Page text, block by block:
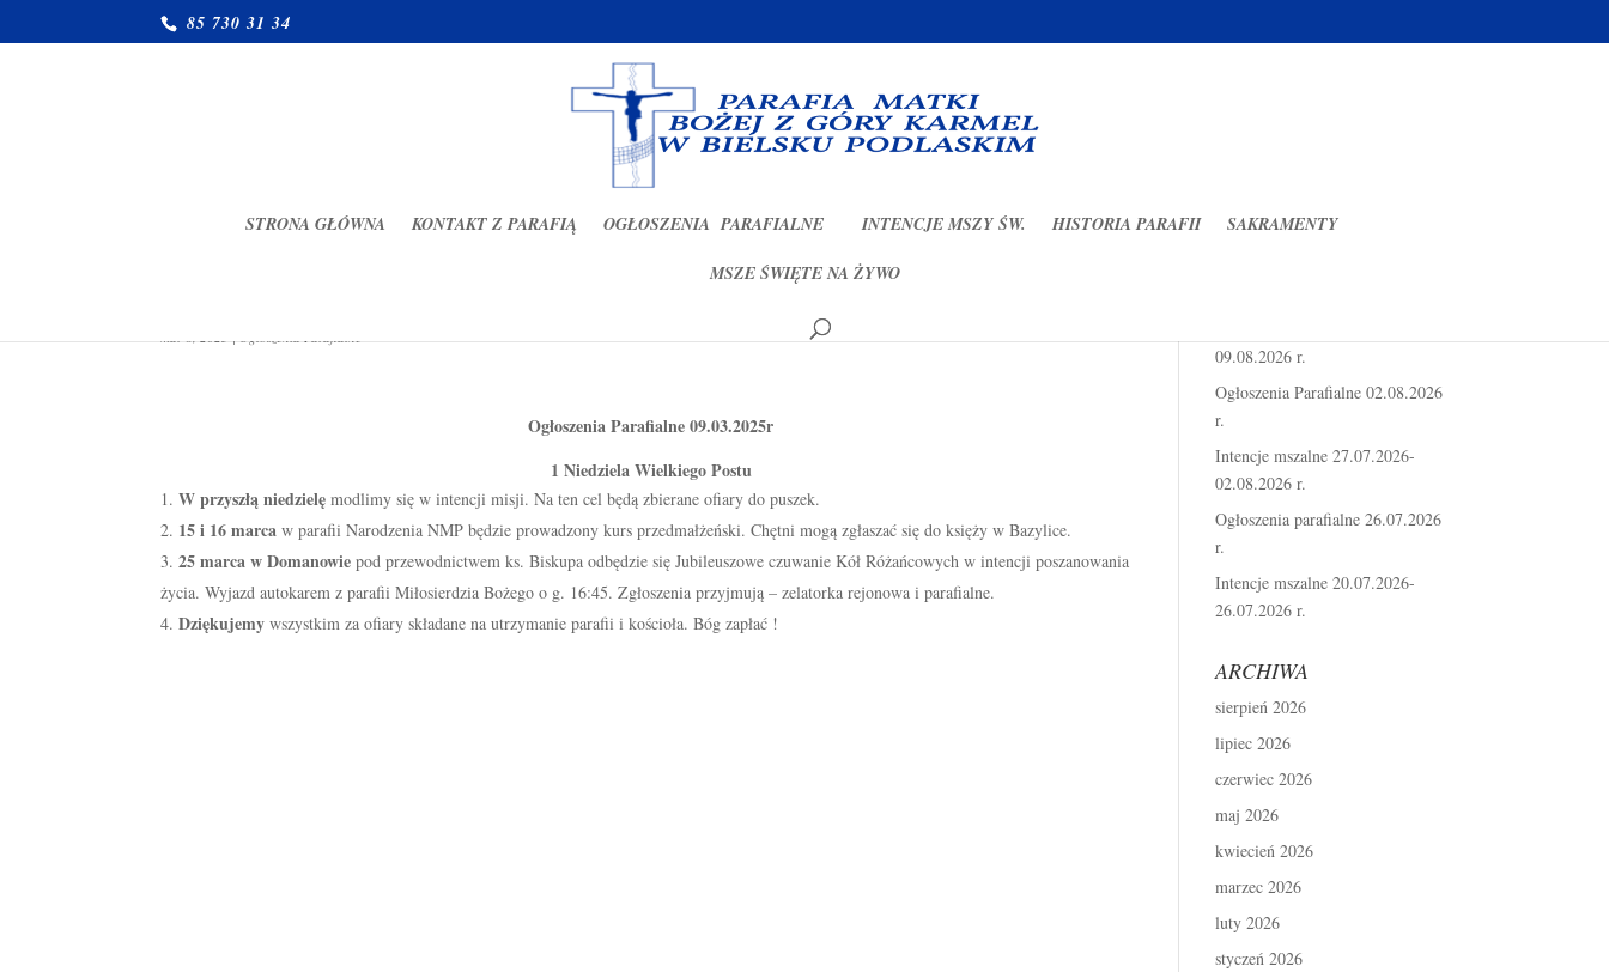
85 730 31 34
STRONA GŁÓWNA KONTAKT Z PARAFIĄ OGŁOSZENIA PARAFIALNE INTENCJE MSZY ŚW. HISTORIA PARAFII SAKRAMENTY
MSZE ŚWIĘTE NA ŻYWO
mar 8, 2025|Ogłoszenia Parafialne
Ogłoszenia Parafialne 09.03.2025r
1 Niedziela Wielkiego Postu
W przyszłą niedzielęmodlimy się w intencji misji. Na ten cel będą zbierane ofiary do puszek.
15 i 16 marcaw parafii Narodzenia NMP będzie prowadzony kurs przedmałżeński. Chętni mogą zgłaszać się do księży w Bazylice.
25 marca w Domanowiepod przewodnictwem ks. Biskupa odbędzie się Jubileuszowe czuwanie Kół Różańcowych w intencji poszanowania
życia. Wyjazd autokarem z parafii Miłosierdzia Bożego o g. 16:45. Zgłoszenia przyjmują – zelatorka rejonowa i parafialne.
Dziękujemywszystkim za ofiary składane na utrzymanie parafii i kościoła. Bóg zapłać !
09.08.2026 r.
Ogłoszenia Parafialne 02.08.2026
r.
Intencje mszalne 27.07.2026-
02.08.2026 r.
Ogłoszenia parafialne 26.07.2026
r.
Intencje mszalne 20.07.2026-
26.07.2026 r.
ARCHIWA
sierpień 2026
lipiec 2026
czerwiec 2026
maj 2026
kwiecień 2026
marzec 2026
luty 2026
styczeń 2026